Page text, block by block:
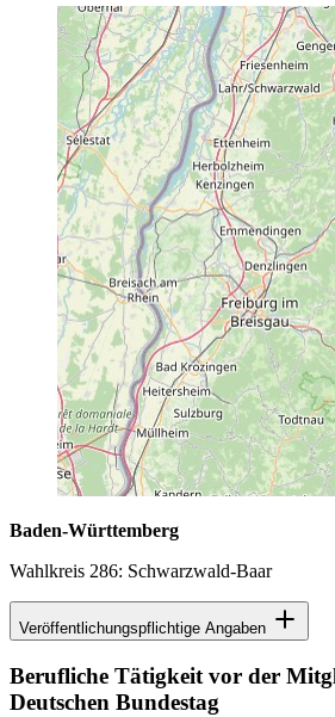
Baden-Württemberg
Wahlkreis 286: Schwarzwald-Baar
Veröffentlichungspflichtige Angaben
Berufliche Tätigkeit vor der
Deutschen Bundestag